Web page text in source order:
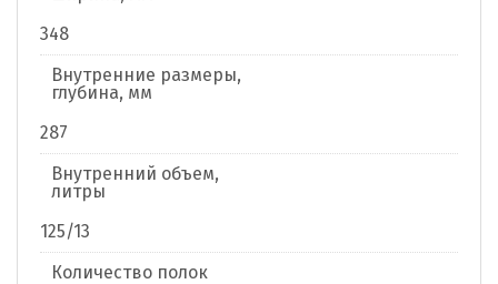
348
Внутренние размеры,
глубина, мм
287
Внутренний объем,
литры
125/13
Количество полок